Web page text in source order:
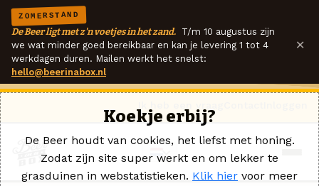
ZOMERSTAND
De Beer ligt met z'n voetjes in het zand. T/m 10 augustus zijn
we wat minder goed bereikbaar en kan je levering 1 tot 4
werkdagen duren. Mailen werkt het snelst:
hello@beerinabox.nl
×
Koekje erbij?
De Beer houdt van cookies, het liefst met honing.
Zodat zijn site super werkt en om lekker te
grasduinen in webstatistieken. Klik hier voor meer